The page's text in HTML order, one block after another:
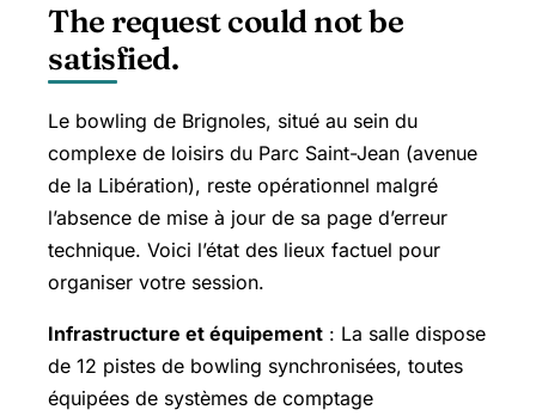
The request could not be
satisfied.
Le bowling de Brignoles, situé au sein du
complexe de loisirs du Parc Saint-Jean (avenue
de la Libération), reste opérationnel malgré
l’absence de mise à jour de sa page d’erreur
technique. Voici l’état des lieux factuel pour
organiser votre session.
Infrastructure et équipement : La salle dispose
de 12 pistes de bowling synchronisées, toutes
équipées de systèmes de comptage